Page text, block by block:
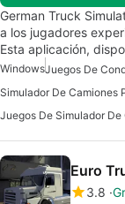
German Truck
a los jugadores
Esta aplicación,
WindowsJuegos De
Juegos De Simulador De
Euro
3.8